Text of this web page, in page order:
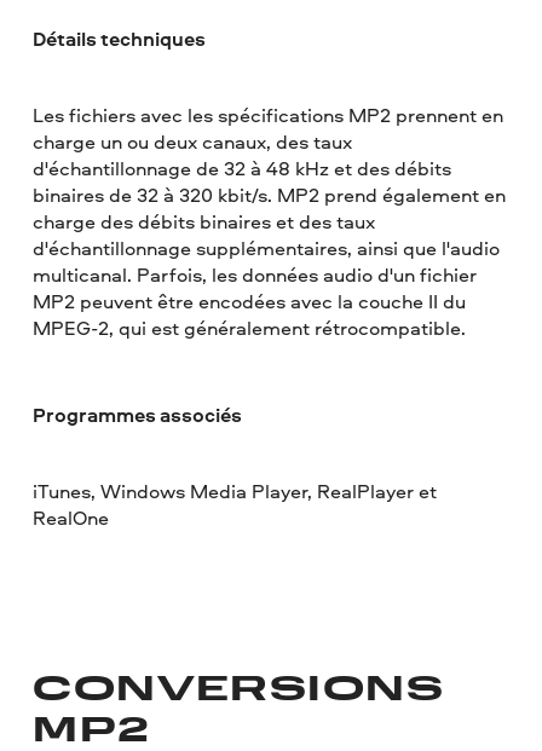
Détails techniques
Les fichiers avec les spécifications MP2 prennent en
charge un ou deux canaux, des taux
d'échantillonnage de 32 à 48 kHz et des débits
binaires de 32 à 320 kbit/s. MP2 prend également en
charge des débits binaires et des taux
d'échantillonnage supplémentaires, ainsi que l'audio
multicanal. Parfois, les données audio d'un fichier
MP2 peuvent être encodées avec la couche II du
MPEG-2, qui est généralement rétrocompatible.
Programmes associés
iTunes, Windows Media Player, RealPlayer et
RealOne
CONVERSIONS
MP2